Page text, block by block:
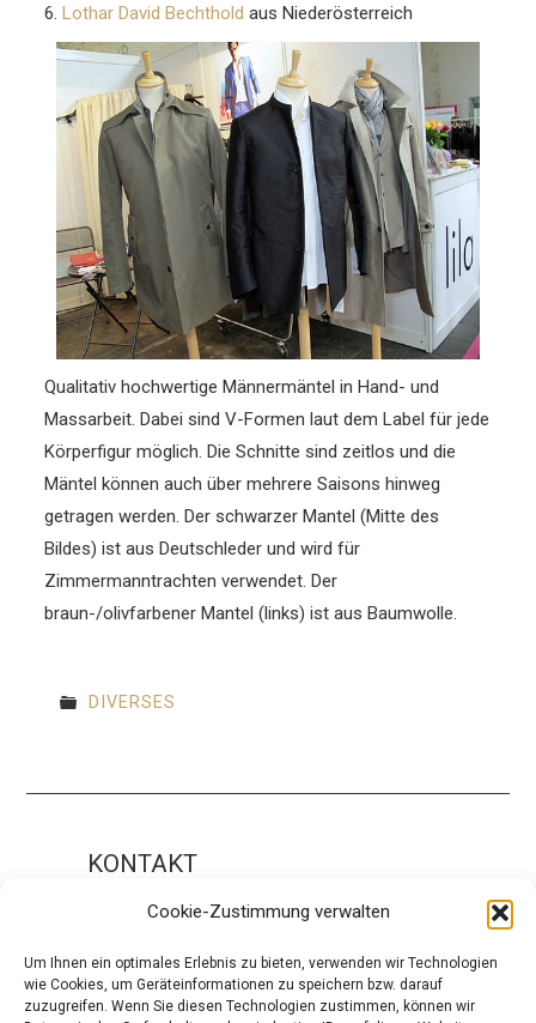
Cookie-Zustimmung verwalten
Um Ihnen ein optimales Erlebnis zu bieten, verwenden wir Technologien
wie Cookies, um Geräteinformationen zu speichern bzw. darauf
zuzugreifen. Wenn Sie diesen Technologien zustimmen, können wir
6.Lothar David Bechthold aus Niederösterreich
Qualitativ hochwertige Männermäntel in Hand- und
Massarbeit. Dabei sind V-Formen laut dem Label für jede
Körperfigur möglich. Die Schnitte sind zeitlos und die
Mäntel können auch über mehrere Saisons hinweg
getragen werden. Der schwarzer Mantel (Mitte des
Bildes) ist aus Deutschleder und wird für
Zimmermanntrachten verwendet. Der
braun-/olivfarbener Mantel (links) ist aus Baumwolle.
DIVERSES
KONTAKT
Impressum
ÜBER UNS
Die Redaktion